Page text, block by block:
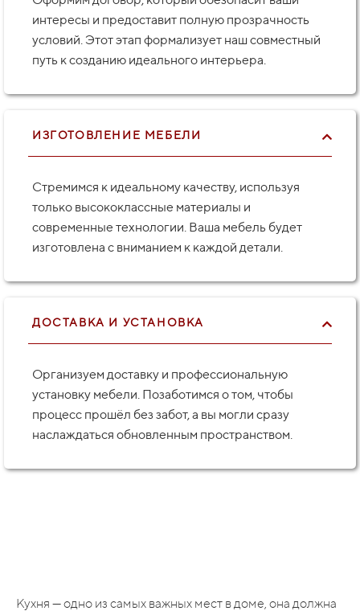
интересы и предоставит полную прозрачность
условий. Этот этап формализует наш совместный
путь к созданию идеального интерьера.
ИЗГОТОВЛЕНИЕ МЕБЕЛИ
Стремимся к идеальному качеству, используя
только высококлассные материалы и
современные технологии. Ваша мебель будет
изготовлена с вниманием к каждой детали.
ДОСТАВКА И УСТАНОВКА
Организуем доставку и профессиональную
установку мебели. Позаботимся о том, чтобы
процесс прошёл без забот, а вы могли сразу
наслаждаться обновленным пространством.
Кухня — одно из самых важных мест в доме, она должна